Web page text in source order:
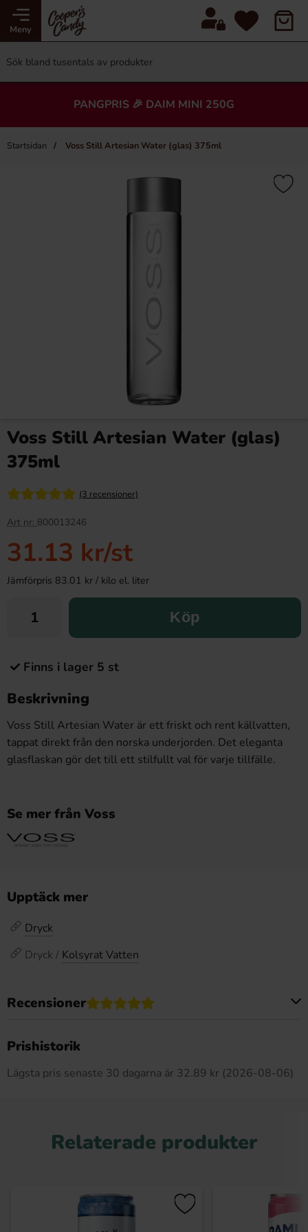
Meny
PANGPRIS 🎉 DAIM MINI 250G
Startsidan Voss Still Artesian Water (glas) 375ml
Voss Still Artesian Water (glas)
375ml
(3 recensioner)
Art nr: 800013246
31.13 kr/st
Jämförpris 83.01 kr / kilo el. liter
Köp
Finns i lager 5 st
Beskrivning
Voss Still Artesian Water är ett friskt och rent källvatten,
tappat direkt från den norska underjorden. Det eleganta
glasflaskan gör det till ett stilfullt val för varje tillfälle.
Se mer från Voss
Upptäck mer
Dryck
Dryck / Kolsyrat Vatten
Recensioner
Prishistorik
Lägsta pris senaste 30 dagarna är 32.89 kr (2026-08-06)
Relaterade produkter